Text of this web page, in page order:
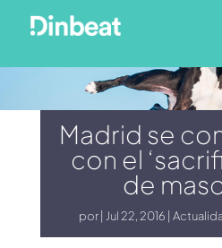
Madrid se
con el
de
por Jul 22, 2016